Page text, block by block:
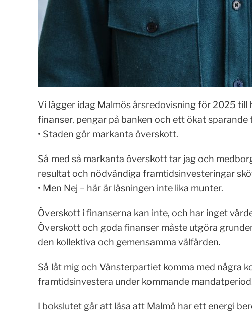
Vi lägger idag Malmös årsredovisning för 2025 till
finanser, pengar på banken och ett ökat sparande
• Staden gör markanta överskott.
Så med så markanta överskott tar jag och
resultat och nödvändiga framtidsinvesteringar
• Men Nej – här är läsningen inte lika munter.
Överskott i finanserna kan inte, och har inget
Överskott och goda finanser måste utgöra
den kollektiva och gemensamma välfärden.
Så låt mig och Vänsterpartiet komma med några
framtidsinvestera under kommande
I bokslutet går att läsa att Malmö har ett energi